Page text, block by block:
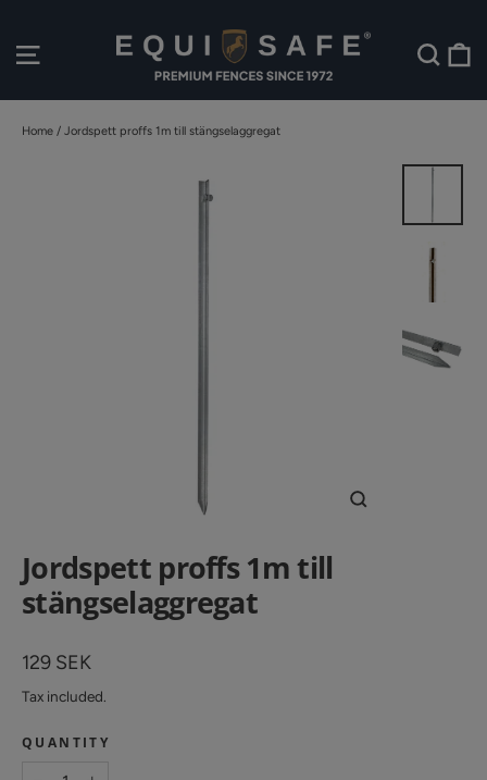
content
Website Navigation
Home / Jordspett proffs 1m till stängselaggregat
Jordspett proffs 1m till
stängselaggregat
Regular
price
129 SEK
Tax included.
QUANTITY